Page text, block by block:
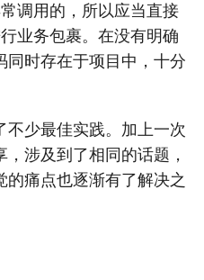
调用的，所以应当直接
业务包裹。在没有明确
同时存在于项目中，十分
少最佳实践。加上一次
涉及到了相同的话题，
痛点也逐渐有了解决之